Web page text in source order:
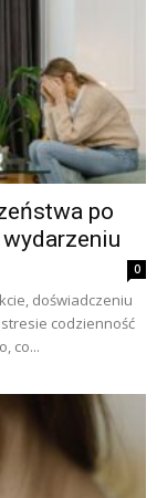
po
0
doświadczeniu
codzienność
co...